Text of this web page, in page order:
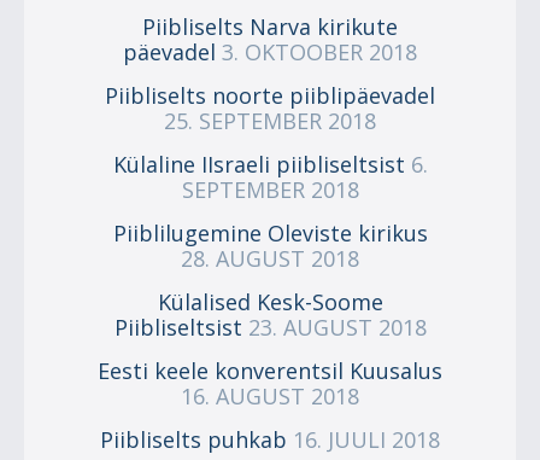
Piibliselts Narva kirikute
päevadel 3. OKTOOBER 2018
Piibliselts noorte piiblipäevadel
25. SEPTEMBER 2018
Külaline IIsraeli piibliseltsist 6.
SEPTEMBER 2018
Piiblilugemine Oleviste kirikus
28. AUGUST 2018
Külalised Kesk-Soome
Piibliseltsist 23. AUGUST 2018
Eesti keele konverentsil Kuusalus
16. AUGUST 2018
Piibliselts puhkab 16. JUULI 2018